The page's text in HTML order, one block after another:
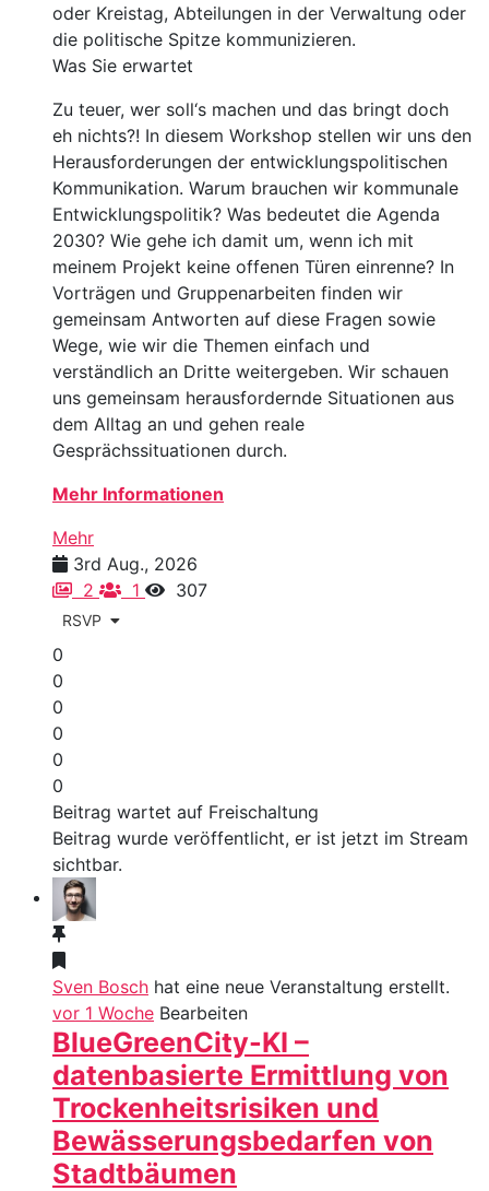
oder Kreistag, Abteilungen in der Verwaltung oder
die politische Spitze kommunizieren.
Was Sie erwartet
Zu teuer, wer soll‘s machen und das bringt doch
eh nichts?! In diesem Workshop stellen wir uns den
Herausforderungen der entwicklungspolitischen
Kommunikation. Warum brauchen wir kommunale
Entwicklungspolitik? Was bedeutet die Agenda
2030? Wie gehe ich damit um, wenn ich mit
meinem Projekt keine offenen Türen einrenne? In
Vorträgen und Gruppenarbeiten finden wir
gemeinsam Antworten auf diese Fragen sowie
Wege, wie wir die Themen einfach und
verständlich an Dritte weitergeben. Wir schauen
uns gemeinsam herausfordernde Situationen aus
dem Alltag an und gehen reale
Gesprächssituationen durch.
Mehr Informationen
Mehr
3rd Aug., 2026
2
1 307
RSVP
0
0
0
0
0
0
Beitrag wartet auf Freischaltung
Beitrag wurde veröffentlicht, er ist jetzt im Stream
sichtbar.
Sven Bosch hat eine neue Veranstaltung erstellt.
vor 1 Woche Bearbeiten
BlueGreenCity-KI –
datenbasierte Ermittlung von
Trockenheitsrisiken und
Bewässerungsbedarfen von
Stadtbäumen